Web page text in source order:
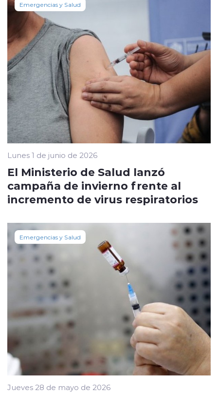
Emergencias y Salud
Lunes 1 de junio de 2026
El Ministerio de Salud lanzó
campaña de invierno frente al
incremento de virus respiratorios
Emergencias y Salud
Jueves 28 de mayo de 2026